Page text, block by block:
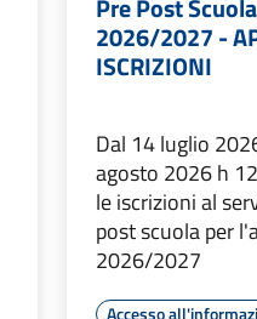
Pre Post
2026/2027 -
ISCRIZIONI
Dal 14 luglio
agosto 2026 h
le iscrizioni al
post scuola per
2026/2027